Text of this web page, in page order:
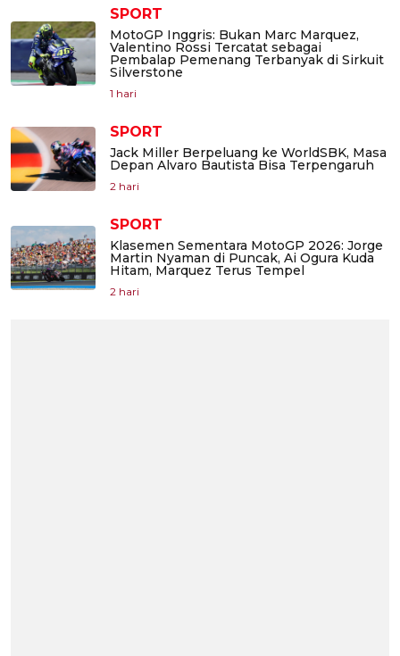
SPORT
MotoGP Inggris: Bukan Marc Marquez,
Valentino Rossi Tercatat sebagai
Pembalap Pemenang Terbanyak di Sirkuit
Silverstone
1 hari
SPORT
Jack Miller Berpeluang ke WorldSBK, Masa
Depan Alvaro Bautista Bisa Terpengaruh
2 hari
SPORT
Klasemen Sementara MotoGP 2026: Jorge
Martin Nyaman di Puncak, Ai Ogura Kuda
Hitam, Marquez Terus Tempel
2 hari